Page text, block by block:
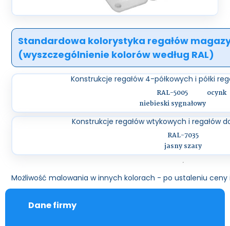
Standardowa kolorystyka regałów
(wyszczególnienie kolorów według RAL)
Konstrukcje regałów 4-półkowych i półki
RAL-5005
niebieski sygnałowy
ocynk
Konstrukcje regałów wtykowych i regałów
RAL-7035
jasny szary
Możliwość malowania w innych kolorach - po ustaleniu
Dane firmy